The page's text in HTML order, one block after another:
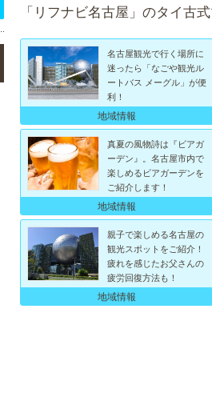
「リフナビ名古屋」のタイ古
名古屋観光で行く場所に
迷ったら「なごや観光ル
ートバス メーグル」が便
利！
地域情報
真夏の風物詩は『ビアガ
ーデン』。名古屋市内で
楽しめるビアガーデンを
ご紹介します！
地域情報
親子で楽しめる名古屋の
観光スポットをご紹介！
疲れを感じたお父さんの
疲労回復方法も！
地域情報